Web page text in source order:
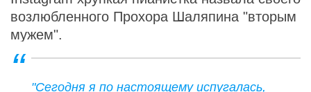
возлюбленного Прохора Шаляпина "вторым
мужем".
"Сегодня я по настоящему испугалась,